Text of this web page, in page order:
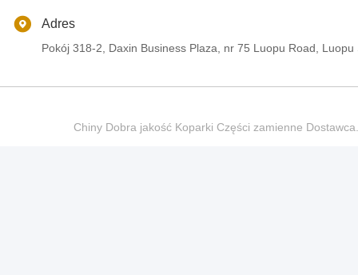
Adres
Pokój 318-2, Daxin Business Plaza, nr 75 Luopu Road,
Chiny Dobra jakość Koparki Części zamienne